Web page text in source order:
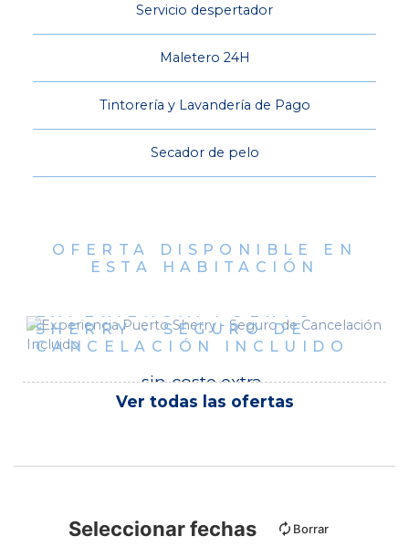
Servicio despertador
Maletero 24H
Tintorería y Lavandería de Pago
Secador de pelo
OFERTA DISPONIBLE EN
ESTA HABITACIÓN
EXPERIENCIA PUERTO
SHERRY - SEGURO DE
CANCELACIÓN INCLUIDO
sin coste extra
Ver todas las ofertas
Seleccionar fechas Borrar